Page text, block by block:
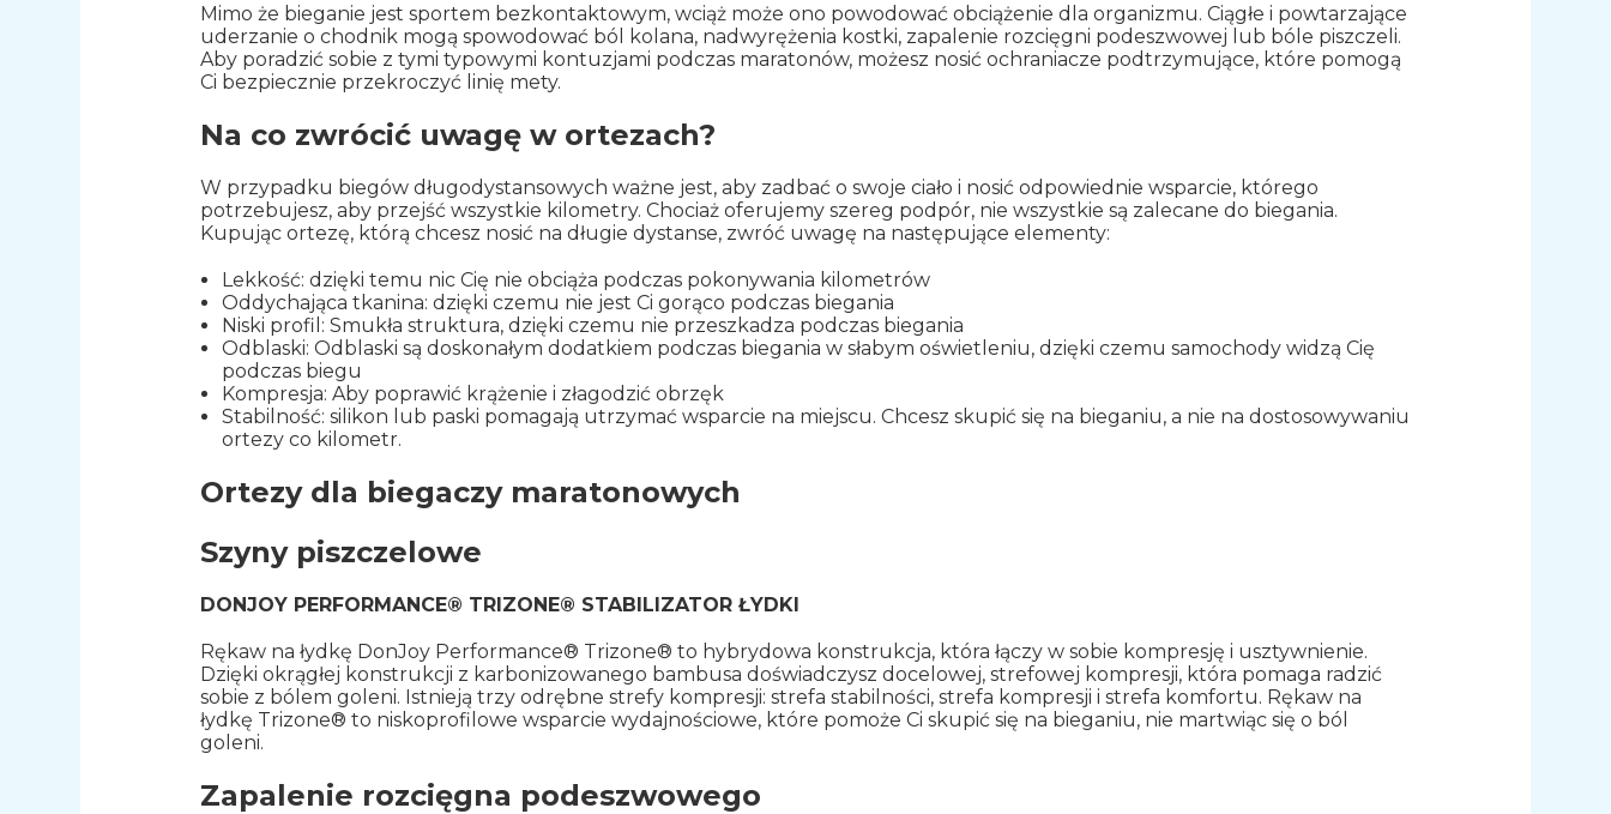
Mimo że bieganie jest sportem bezkontaktowym, wciąż może ono powodować obciążenie dla organizmu. Ciągłe i powtarzające
uderzanie o chodnik mogą spowodować ból kolana, nadwyrężenia kostki, zapalenie rozcięgni podeszwowej lub bóle piszczeli.
Aby poradzić sobie z tymi typowymi kontuzjami podczas maratonów, możesz nosić ochraniacze podtrzymujące, które pomogą
Ci bezpiecznie przekroczyć linię mety.
Na co zwrócić uwagę w ortezach?
W przypadku biegów długodystansowych ważne jest, aby zadbać o swoje ciało i nosić odpowiednie wsparcie, którego
potrzebujesz, aby przejść wszystkie kilometry. Chociaż oferujemy szereg podpór, nie wszystkie są zalecane do biegania.
Kupując ortezę, którą chcesz nosić na długie dystanse, zwróć uwagę na następujące elementy:
Lekkość: dzięki temu nic Cię nie obciąża podczas pokonywania kilometrów
Oddychająca tkanina: dzięki czemu nie jest Ci gorąco podczas biegania
Niski profil: Smukła struktura, dzięki czemu nie przeszkadza podczas biegania
Odblaski: Odblaski są doskonałym dodatkiem podczas biegania w słabym oświetleniu, dzięki czemu samochody widzą Cię
podczas biegu
Kompresja: Aby poprawić krążenie i złagodzić obrzęk
Stabilność: silikon lub paski pomagają utrzymać wsparcie na miejscu. Chcesz skupić się na bieganiu, a nie na dostosowywaniu
ortezy co kilometr.
Ortezy dla biegaczy maratonowych
Szyny piszczelowe
DONJOY PERFORMANCE® TRIZONE® STABILIZATOR ŁYDKI
Rękaw na łydkę DonJoy Performance® Trizone® to hybrydowa konstrukcja, która łączy w sobie kompresję i usztywnienie.
Dzięki okrągłej konstrukcji z karbonizowanego bambusa doświadczysz docelowej, strefowej kompresji, która pomaga radzić
sobie z bólem goleni. Istnieją trzy odrębne strefy kompresji: strefa stabilności, strefa kompresji i strefa komfortu. Rękaw na
łydkę Trizone® to niskoprofilowe wsparcie wydajnościowe, które pomoże Ci skupić się na bieganiu, nie martwiąc się o ból
goleni.
Zapalenie rozcięgna podeszwowego